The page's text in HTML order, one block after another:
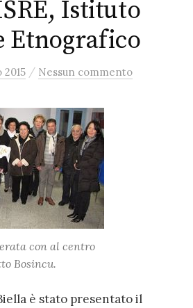
Istituto
Etnografico
2015 / Nessun commento
con al centro
Bosincu.
è stato presentato il